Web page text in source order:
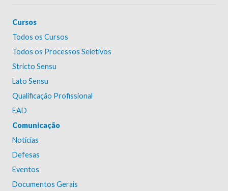
Cursos
Todos os Cursos
Todos os Processos Seletivos
Stricto Sensu
Lato Sensu
Qualificação Profissional
EAD
Comunicação
Notícias
Defesas
Eventos
Documentos Gerais